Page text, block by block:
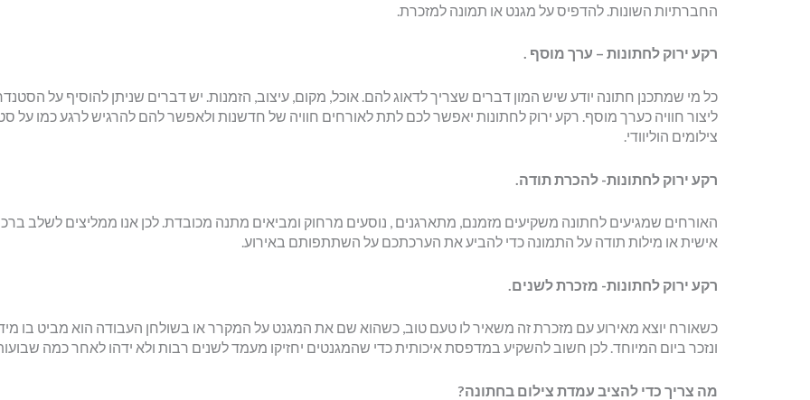
החברתיות השונות. להדפיס על מגנט או תמונה למזכרת.
רקע ירוק לחתונות – ערך מוסף .
כל מי שמתכנן חתונה יודע שיש המון דברים שצריך לדאוג להם. אוכל, מקום, עיצוב, הזמנות. יש דברים שניתן להוסיף על
ליצור חוויה כערך מוסף. רקע ירוק לחתונות יאפשר לכם לתת לאורחים חוויה של חדשנות ולאפשר להם להרגיש לרגע כמו על
צילומים הוליוודי.
רקע ירוק לחתונות- להכרת תודה.
האורחים שמגיעים לחתונה משקיעים מזמנם, מתארגנים , נוסעים מרחוק ומביאים מתנה מכובדת. לכן אנו ממליצים לשלב
אישית או מילות תודה על התמונה כדי להביע את הערכתכם על השתתפותם באירוע.
רקע ירוק לחתונות- מזכרת לשנים.
כשאורח יוצא מאירוע עם מזכרת זה משאיר לו טעם טוב, כשהוא שם את המגנט על המקרר או בשולחן העבודה הוא מביט בו
ונזכר ביום המיוחד. לכן חשוב להשקיע במדפסת איכותית כדי שהמגנטים יחזיקו מעמד לשנים רבות ולא ידהו לאחר כמה
מה צריך כדי להציב עמדת צילום בחתונה?